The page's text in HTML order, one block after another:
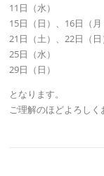
11日（水）
15日（日）、16日（月
21日（土）、22日（日
25日（水）
29日（日）
となります。
ご理解のほどよろしく